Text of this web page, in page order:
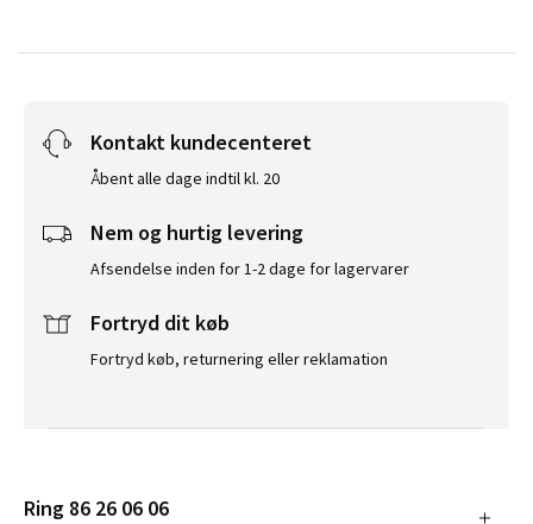
Kontakt kundecenteret
Åbent alle dage indtil kl. 20
Nem og hurtig levering
Afsendelse inden for 1-2 dage for lagervarer
Fortryd dit køb
Fortryd køb, returnering eller reklamation
Ring 86 26 06 06